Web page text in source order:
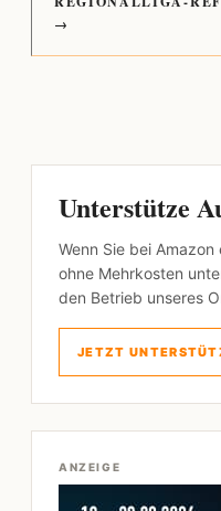
→
Unterstütze
Wenn Sie bei
ohne Mehrkosten
den Betrieb unseres
JETZT
ANZEIGE